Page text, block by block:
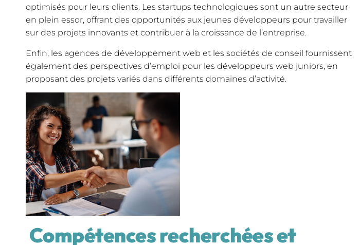
optimisés pour leurs clients. Les startups technologiques sont un autre secteur
en plein essor, offrant des opportunités aux jeunes développeurs pour travailler
sur des projets innovants et contribuer à la croissance de l’entreprise.
Enfin, les agences de développement web et les sociétés de conseil fournissent
également des perspectives d’emploi pour les développeurs web juniors, en
proposant des projets variés dans différents domaines d’activité.
Compétences recherchées et